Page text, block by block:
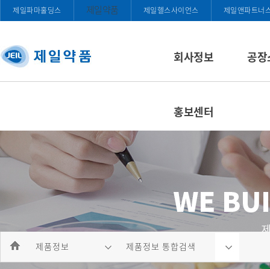
제일파마홀딩스 제일약품 제일헬스사이언스 제일앤파트너
회사정보 공
홍보센터
제품정보 제품정보 통합검색